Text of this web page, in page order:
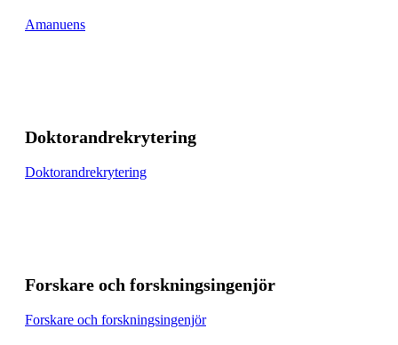
Amanuens
Doktorandrekrytering
Doktorandrekrytering
Forskare och forskningsingenjör
Forskare och forskningsingenjör